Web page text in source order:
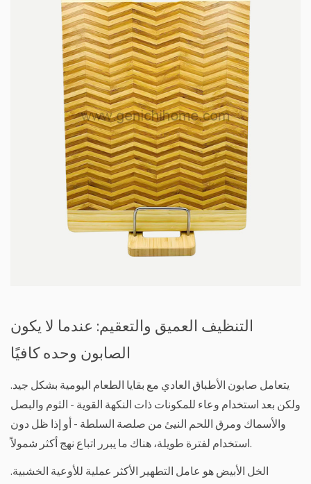
التنظيف العميق والتعقيم: عندما لا يكون
الصابون وحده كافيًا
يتعامل صابون الأطباق العادي مع بقايا الطعام اليومية بشكل جيد.
ولكن بعد استخدام وعاء للمكونات ذات النكهة القوية - الثوم والبصل
والأسماك ومرق اللحم النيئ من صلصة السلطة - أو إذا ظل دون
استخدام لفترة طويلة، هناك ما يبرر اتباع نهج أكثر شمولاً.
الخل الأبيض هو عامل التطهير الأكثر عملية للأوعية الخشبية.